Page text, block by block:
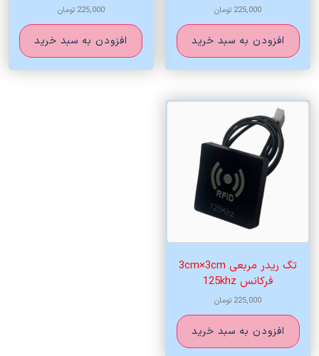
225,000 تومان
افزودن به سبد خرید
225,000 تومان
افزودن به سبد خرید
تگ ریدر مربعی 3cm×3cm
فرکانس 125khz
225,000 تومان
افزودن به سبد خرید